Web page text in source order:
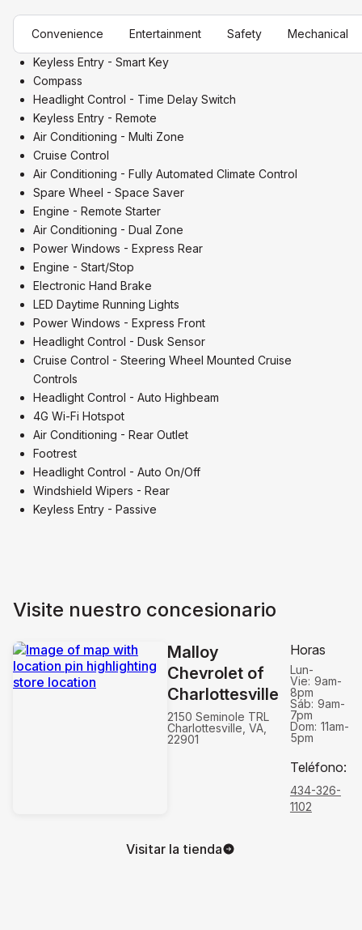
Convenience Entertainment Safety Mechanical
Keyless Entry - Smart Key
Compass
Headlight Control - Time Delay Switch
Keyless Entry - Remote
Air Conditioning - Multi Zone
Cruise Control
Air Conditioning - Fully Automated Climate Control
Spare Wheel - Space Saver
Engine - Remote Starter
Air Conditioning - Dual Zone
Power Windows - Express Rear
Engine - Start/Stop
Electronic Hand Brake
LED Daytime Running Lights
Power Windows - Express Front
Headlight Control - Dusk Sensor
Cruise Control - Steering Wheel Mounted Cruise
Controls
Headlight Control - Auto Highbeam
4G Wi-Fi Hotspot
Air Conditioning - Rear Outlet
Footrest
Headlight Control - Auto On/Off
Windshield Wipers - Rear
Keyless Entry - Passive
Visite nuestro concesionario
Malloy
Chevrolet of
Charlottesville
2150 Seminole TRL
Charlottesville, VA,
22901
Horas
Lun-
Vie: 9am-
8pm
Sáb: 9am-
7pm
Dom: 11am-
5pm
Teléfono:
434-326-
1102
Visitar la tienda